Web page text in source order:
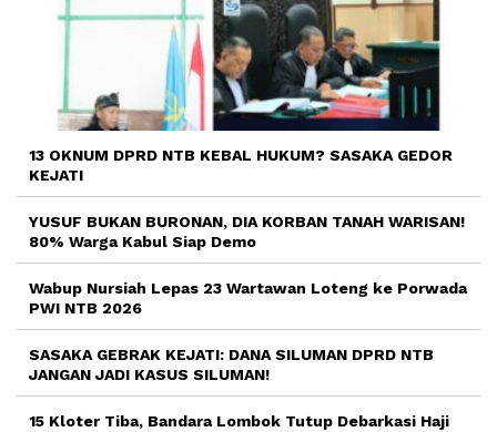
13 OKNUM DPRD NTB KEBAL HUKUM? SASAKA GEDOR
KEJATI
YUSUF BUKAN BURONAN, DIA KORBAN TANAH WARISAN!
80% Warga Kabul Siap Demo
Wabup Nursiah Lepas 23 Wartawan Loteng ke Porwada
PWI NTB 2026
SASAKA GEBRAK KEJATI: DANA SILUMAN DPRD NTB
JANGAN JADI KASUS SILUMAN!
15 Kloter Tiba, Bandara Lombok Tutup Debarkasi Haji